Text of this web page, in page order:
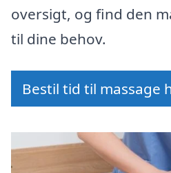
oversigt, og find den
til dine behov.
Bestil tid til massage